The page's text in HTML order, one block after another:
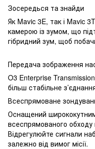
Зосередься та знайди
Як Mavic 3E, так і Mavic
камерою із зумом, що
гібридний зум, щоб
Передача зображення
O3 Enterprise
більш стабільне
Всеспрямоване
Оснащений
всеспрямованого обходу
Відрегулюйте сигнали
залежно від вимог місії.